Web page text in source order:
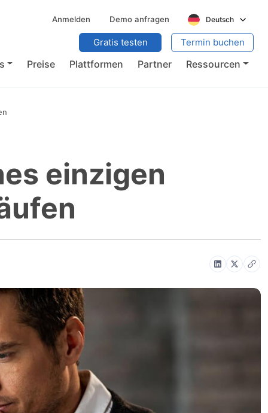
Anmelden Demo anfragen Deutsch
Preise Plattformen Partner Ressourcen
Gratis testen Termin buchen
einzigen